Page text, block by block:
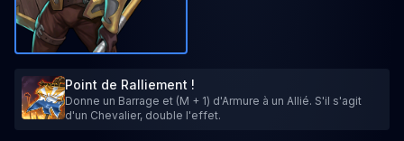
Point de Ralliement !
Donne un Barrage et (M + 1) d'Armure à un Allié. S'il s'agit
d'un Chevalier, double l'effet.